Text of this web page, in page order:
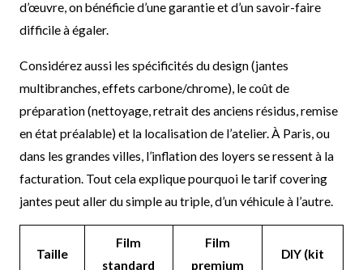
d’œuvre, on bénéficie d’une garantie et d’un savoir-faire
difficile à égaler.
Considérez aussi les spécificités du design (jantes
multibranches, effets carbone/chrome), le coût de
préparation (nettoyage, retrait des anciens résidus, remise
en état préalable) et la localisation de l’atelier. À Paris, ou
dans les grandes villes, l’inflation des loyers se ressent à la
facturation. Tout cela explique pourquoi le tarif covering
jantes peut aller du simple au triple, d’un véhicule à l’autre.
Taille
Film
standard
Film
premium
DIY (kit